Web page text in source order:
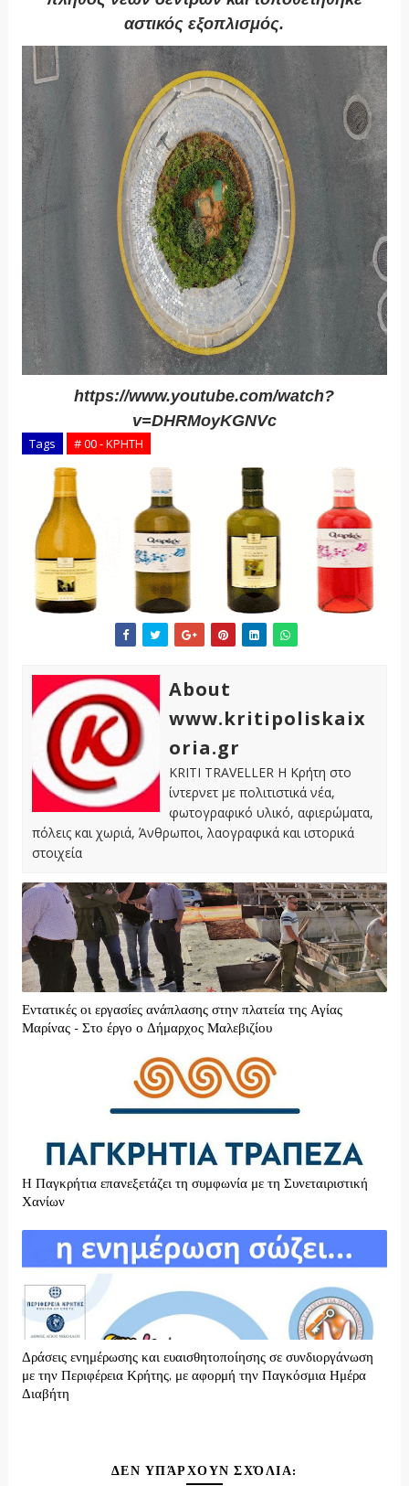
αστικός εξοπλισμός.
https://www.youtube.com/watch?
v=DHRMoyKGNVc
Tags # 00 - ΚΡΗΤΗ
About
www.kritipoliskaix
oria.gr
KRITI TRAVELLER Η Κρήτη στο
ίντερνετ με πολιτιστικά νέα,
φωτογραφικό υλικό, αφιερώματα,
πόλεις και χωριά, Άνθρωποι, λαογραφικά και ιστορικά
στοιχεία
Εντατικές οι εργασίες ανάπλασης στην πλατεία της Αγίας
Μαρίνας - Στο έργο ο Δήμαρχος Μαλεβιζίου
H Παγκρήτια επανεξετάζει τη συμφωνία με τη Συνεταιριστική
Χανίων
Δράσεις ενημέρωσης και ευαισθητοποίησης σε συνδιοργάνωση
με την Περιφέρεια Κρήτης, με αφορμή την Παγκόσμια Ημέρα
Διαβήτη
ΔΕΝ ΥΠΆΡΧΟΥΝ ΣΧΌΛΙΑ: